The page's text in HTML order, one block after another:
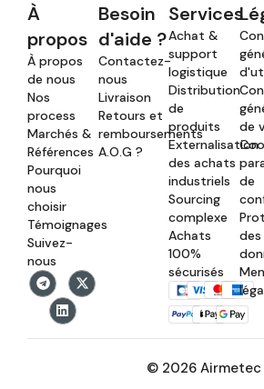
À
propos
À propos
de nous
Nos
process
Marchés &
Références
Pourquoi
nous
choisir
Témoignages
Suivez-
nous
Besoin
d'aide ?
Contactez-
nous
Livraison
Retours et
remboursements
A.O.G ?
Services
Achat &
support
logistique
Distribution
de
produits
Externalisation
des achats
industriels
Sourcing
complexe
Achats
100%
sécurisés
de
de
des
© 2026 Airmetec